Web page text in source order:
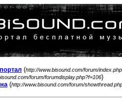
(http://www.bisound.com/forum/index.php
forum/forumdisplay.php?f=106)
(http://www.bisound.com/forum/